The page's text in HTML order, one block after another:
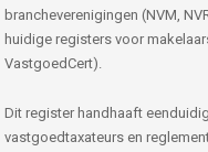
brancheverenigingen (NVM,
huidige registers voor
VastgoedCert).
Dit register handhaaft
vastgoedtaxateurs en